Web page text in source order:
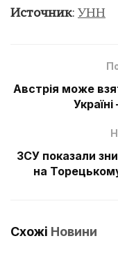
Источник: УНН
Австрія може
ЗСУ показали
на
Схожі Новини